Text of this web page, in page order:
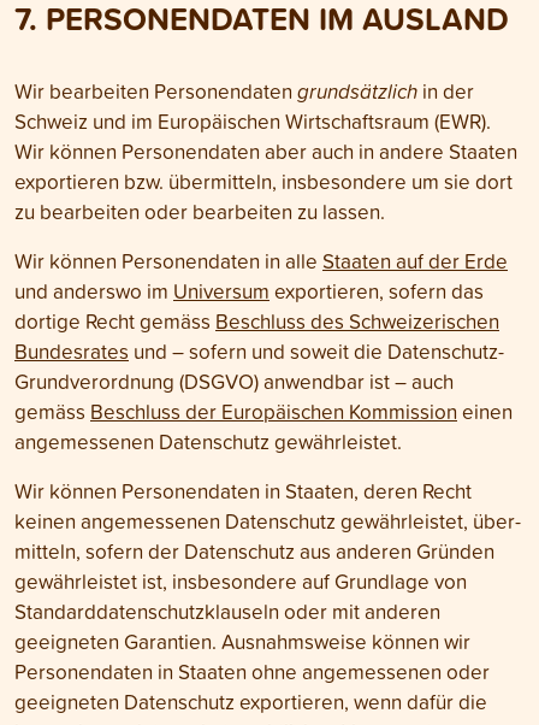
7. PERSONEN­DATEN IM AUSLAND
Wir bearbeiten Personen­daten grundsätzlich in der
Schweiz und im Euro­päischen Wirtschafts­raum (EWR).
Wir können Personen­daten aber auch in andere Staaten
exportieren bzw. übermitteln, insbesondere um sie dort
zu bear­beiten oder bear­beiten zu lassen.
Wir können Personen­daten in alle Staaten auf der Erde
und anderswo im Universum exportieren, sofern das
dortige Recht gemäss Beschluss des Schwei­zerischen
Bundesrates und – sofern und soweit die Daten­schutz-
Grund­verordnung (DSGVO) anwendbar ist – auch
gemäss Beschluss der Euro­päischen Kommission einen
angemessenen Daten­schutz gewährleistet.
Wir können Personen­daten in Staaten, deren Recht
keinen angemessenen Daten­schutz gewähr­leistet, über­
mitteln, sofern der Daten­schutz aus anderen Gründen
gewährleistet ist, insbesondere auf Grund­lage von
Standard­daten­schutzklauseln oder mit anderen
geeigneten Garantien. Ausnahms­weise können wir
Personen­daten in Staaten ohne angemessenen oder
geeigneten Daten­schutz exportieren, wenn dafür die